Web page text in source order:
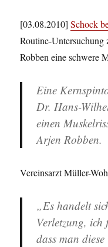
[03.08.2010]Schock
Routine-
Robben eine schwere
Eine
Dr. Hans-
einen
Arjen Robben.
Vereinsarzt Müller-
„Es handelt
Verletzung, ich
dass man